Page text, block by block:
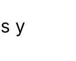
y